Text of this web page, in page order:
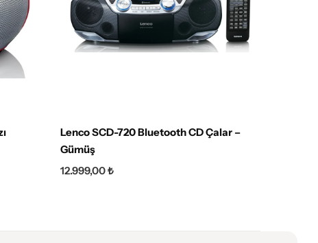
Lenco SCD-720 Bluetooth CD Çalar –
Gümüş
12.999,00₺